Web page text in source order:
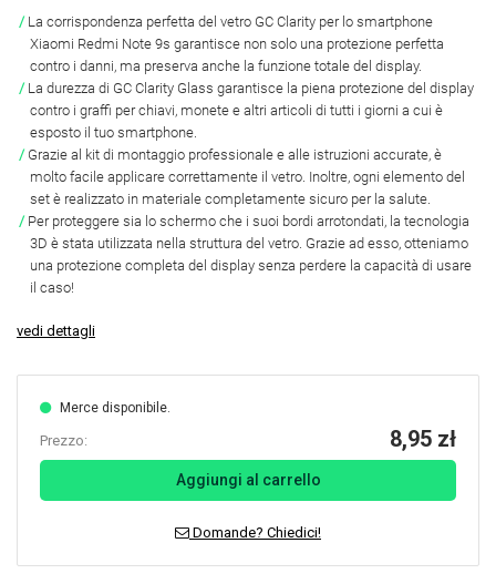
La corrispondenza perfetta del vetro GC Clarity per lo smartphone
Xiaomi Redmi Note 9s garantisce non solo una protezione perfetta
contro i danni, ma preserva anche la funzione totale del display.
La durezza di GC Clarity Glass garantisce la piena protezione del display
contro i graffi per chiavi, monete e altri articoli di tutti i giorni a cui è
esposto il tuo smartphone.
Grazie al kit di montaggio professionale e alle istruzioni accurate, è
molto facile applicare correttamente il vetro. Inoltre, ogni elemento del
set è realizzato in materiale completamente sicuro per la salute.
Per proteggere sia lo schermo che i suoi bordi arrotondati, la tecnologia
3D è stata utilizzata nella struttura del vetro. Grazie ad esso, otteniamo
una protezione completa del display senza perdere la capacità di usare
il caso!
vedi dettagli
Merce disponibile.
Prezzo: 8,95 zł
Aggiungi al carrello
Domande? Chiedici!